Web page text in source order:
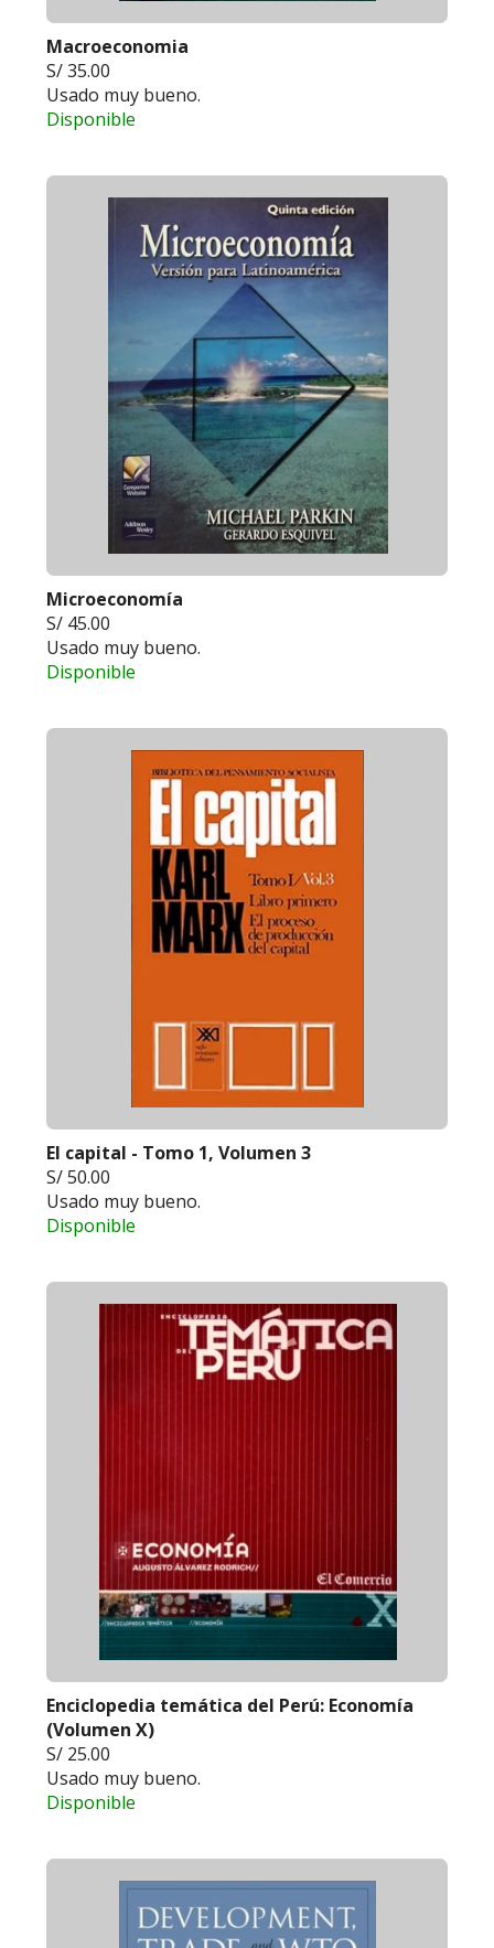
Macroeconomia
S/ 35.00
Usado muy bueno.
Disponible
Microeconomía
S/ 45.00
Usado muy bueno.
Disponible
El capital - Tomo 1, Volumen 3
S/ 50.00
Usado muy bueno.
Disponible
Enciclopedia temática del Perú: Economía
(Volumen X)
S/ 25.00
Usado muy bueno.
Disponible